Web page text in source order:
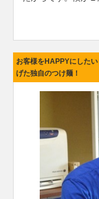
お客様をHAPPYにした
げた独自のつけ麺！